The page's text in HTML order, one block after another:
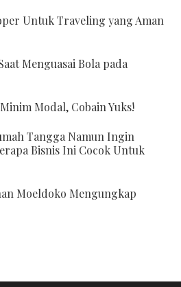
Untuk Traveling yang Aman
Menguasai Bola pada
Modal, Cobain Yuks!
Tangga Namun Ingin
Bisnis Ini Cocok Untuk
Moeldoko Mengungkap